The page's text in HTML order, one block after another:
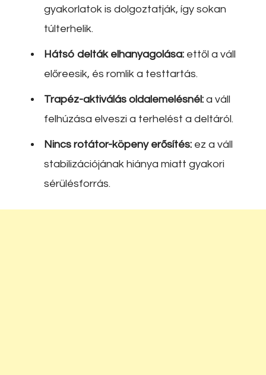
gyakorlatok is dolgoztatják, így sokan
túlterhelik.
Hátsó delták elhanyagolása: ettől a váll
előreesik, és romlik a testtartás.
Trapéz-aktiválás oldalemelésnél: a váll
felhúzása elveszi a terhelést a deltáról.
Nincs rotátor-köpeny erősítés: ez a váll
stabilizációjának hiánya miatt gyakori
sérülésforrás.